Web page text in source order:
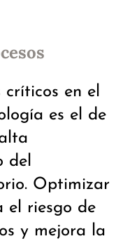
críticos en el
es el de
del
Optimizar
el riesgo de
y mejora la